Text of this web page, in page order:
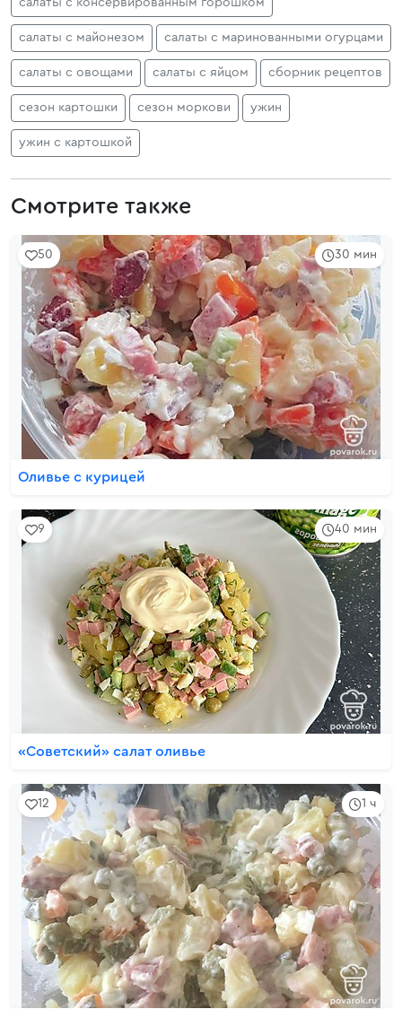
салаты с консервированным горошком
салаты с майонезом салаты с маринованными огурцами
салаты с овощами салаты с яйцом сборник рецептов
сезон картошки сезон моркови ужин
ужин с картошкой
Смотрите также
30 мин
50
Оливье с курицей
40 мин
9
«Советский» салат оливье
1 ч
12